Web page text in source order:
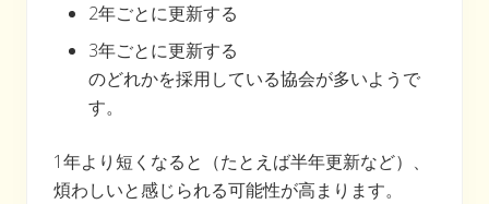
2年ごとに更新する
3年ごとに更新する
のどれかを採用している協会が多いようで
す。
1年より短くなると（たとえば半年更新など）、
煩わしいと感じられる可能性が高まります。